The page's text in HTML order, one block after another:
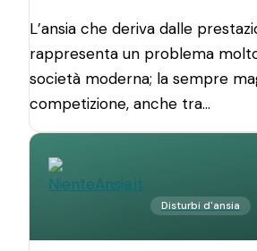
L’ansia che deriva dalle
rappresenta un problema
società moderna; la sempre
competizione, anche tra…
Disturbi d'ansia